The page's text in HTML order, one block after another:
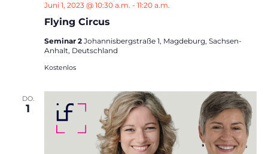
Flying Circus
Juni 1, 2023 @ 10:30 a.m. - 11:20 a.m.
Seminar 2 Johannisbergstraße 1, Magdeburg, Sachsen-
Anhalt, Deutschland
Kostenlos
DO.
1